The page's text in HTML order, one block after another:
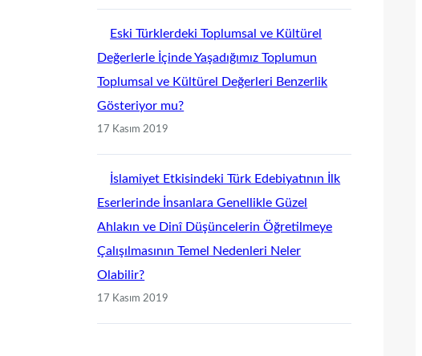
Eski Türklerdeki Toplumsal ve Kültürel
Değerlerle İçinde Yaşadığımız Toplumun
Toplumsal ve Kültürel Değerleri Benzerlik
Gösteriyor mu?
17 Kasım 2019
İslamiyet Etkisindeki Türk Edebiyatının İlk
Eserlerinde İnsanlara Genellikle Güzel
Ahlakın ve Dinî Düşüncelerin Öğretilmeye
Çalışılmasının Temel Nedenleri Neler
Olabilir?
17 Kasım 2019